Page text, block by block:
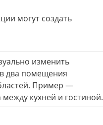
могут создать
изменить
два помещения
Пример —
кухней и гостиной.